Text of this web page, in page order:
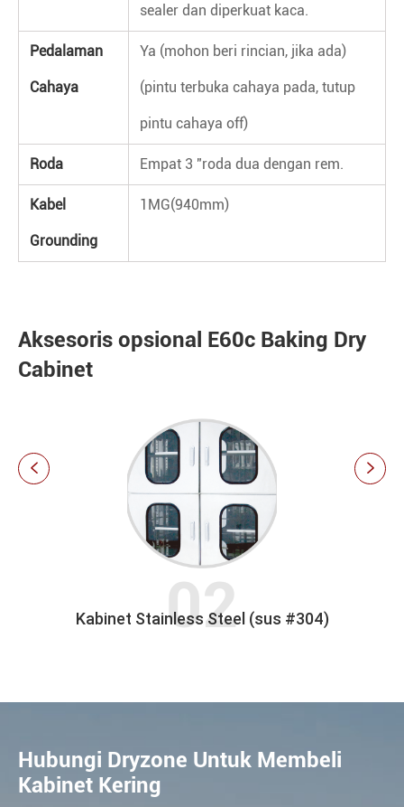
sealer dan diperkuat kaca.
Pedalaman
Cahaya
Ya (mohon beri rincian, jika ada)
(pintu terbuka cahaya pada, tutup
pintu cahaya off)
Roda Empat 3 "roda dua dengan rem.
Kabel
Grounding
1MG(940mm)
Aksesoris opsional E60c Baking Dry
Cabinet
Kabinet Stainless Steel (sus #304)
 
Hubungi Dryzone Untuk Membeli
Kabinet Kering